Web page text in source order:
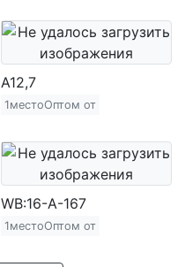
A12,7
1местоОптом от
WB:16-A-167
1местоОптом от